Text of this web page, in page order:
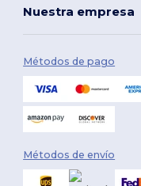
Nuestra empresa
Métodos de pago
Métodos de envío